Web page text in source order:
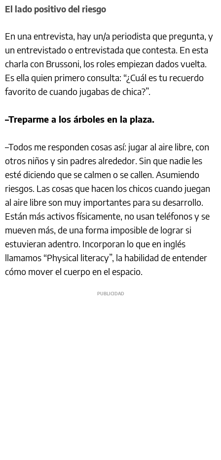
El lado positivo del riesgo
En una entrevista, hay un/a periodista que pregunta, y
un entrevistado o entrevistada que contesta. En esta
charla con Brussoni, los roles empiezan dados vuelta.
Es ella quien primero consulta: “¿Cuál es tu recuerdo
favorito de cuando jugabas de chica?”.
–Treparme a los árboles en la plaza.
–Todos me responden cosas así: jugar al aire libre, con
otros niños y sin padres alrededor. Sin que nadie les
esté diciendo que se calmen o se callen. Asumiendo
riesgos. Las cosas que hacen los chicos cuando juegan
al aire libre son muy importantes para su desarrollo.
Están más activos físicamente, no usan teléfonos y se
mueven más, de una forma imposible de lograr si
estuvieran adentro. Incorporan lo que en inglés
llamamos “Physical literacy”, la habilidad de entender
cómo mover el cuerpo en el espacio.